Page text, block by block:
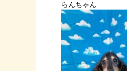
らんちゃん